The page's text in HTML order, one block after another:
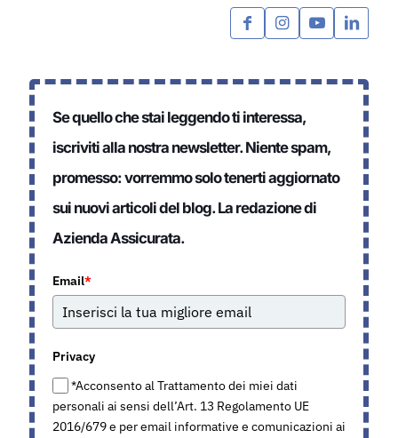
Se quello che stai leggendo ti interessa,
iscriviti alla nostra newsletter. Niente spam,
promesso: vorremmo solo tenerti aggiornato
sui nuovi articoli del blog. La redazione di
Azienda Assicurata.
Email*
Privacy
*Acconsento al Trattamento dei miei dati
personali ai sensi dell’Art. 13 Regolamento UE
2016/679 e per email informative e comunicazioni ai